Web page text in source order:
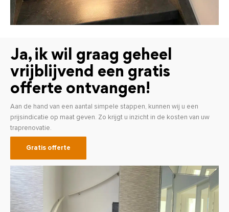
Ja, ik wil graag geheel
vrijblijvend een gratis
offerte ontvangen!
Aan de hand van een aantal simpele stappen, kunnen wij u een
prijsindicatie op maat geven. Zo krijgt u inzicht in de kosten van uw
traprenovatie.
Gratis offerte